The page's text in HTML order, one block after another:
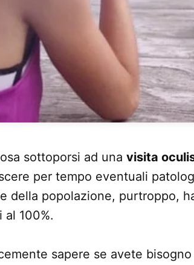
sottoporsi ad una visita
per tempo eventuali
della popolazione, purtroppo,
al 100%.
sapere se avete